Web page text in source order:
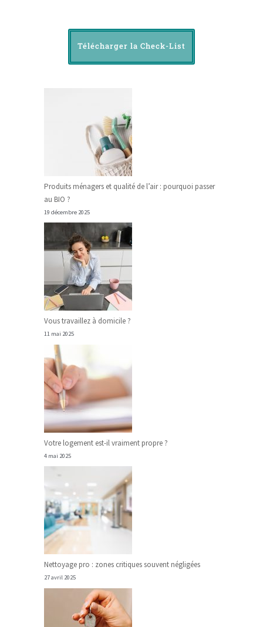
Télécharger la Check-List
Produits ménagers et qualité de l’air : pourquoi passer
au BIO ?
19 décembre 2025
Vous travaillez à domicile ?
11 mai 2025
Votre logement est-il vraiment propre ?
4 mai 2025
Nettoyage pro : zones critiques souvent négligées
27 avril 2025